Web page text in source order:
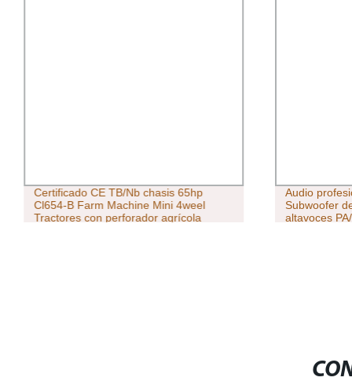
Certificado CE TB/Nb chasis 65hp
Cl654-B Farm Machine Mini 4weel
Tractores con perforador agrícola
Audio
Subwoofer
altavoces